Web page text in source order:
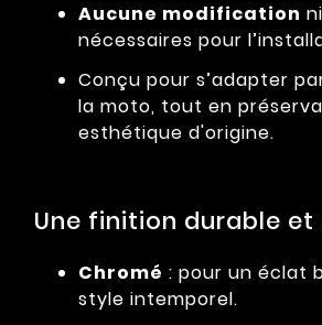
Aucune modification
nécessaires pour
Conçu pour s’adapter
la moto, tout en
esthétique d'origine.
Une finition durable et
Chromé : pour un éclat
style intemporel.